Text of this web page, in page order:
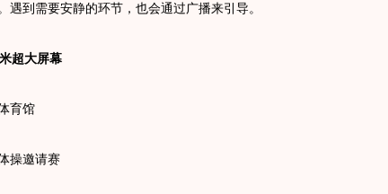
遇到需要安静的环节，也会通过广播来引导。
超大屏幕
育馆
邀请赛